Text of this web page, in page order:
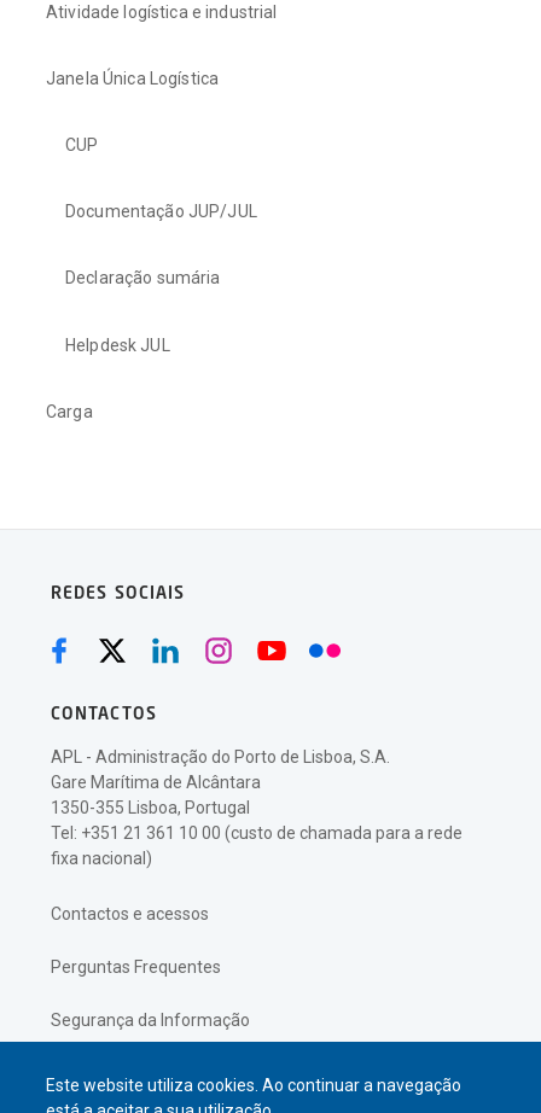
Este website utiliza cookies. Ao continuar a navegação
Atividade logística e industrial
Janela Única Logística
CUP
Documentação JUP/JUL
Declaração sumária
Helpdesk JUL
Carga
REDES SOCIAIS
CONTACTOS
APL - Administração do Porto de Lisboa, S.A.
Gare Marítima de Alcântara
1350-355 Lisboa, Portugal
Tel: +351 21 361 10 00 (custo de chamada para a rede
fixa nacional)
Contactos e acessos
Perguntas Frequentes
Segurança da Informação
Política de Privacidade